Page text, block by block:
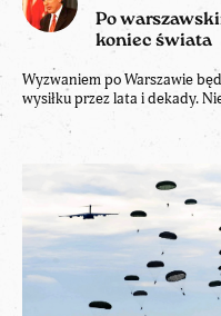
Po
koniec świata
Wyzwaniem po Warszawie
wysiłku przez lata i dekady.